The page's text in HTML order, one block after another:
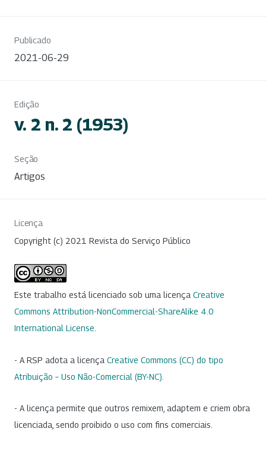
Publicado
2021-06-29
Edição
v. 2 n. 2 (1953)
Seção
Artigos
Licença
Copyright (c) 2021 Revista do Serviço Público
Este trabalho está licenciado sob uma licença Creative
Commons Attribution-NonCommercial-ShareAlike 4.0
International License
- A RSP adota a licença Creative Commons (CC) do tipo
Atribuição – Uso Não-Comercial (BY-NC)
- A licença permite que outros remixem, adaptem e criem obra
licenciada, sendo proibido o uso com fins comerciais.